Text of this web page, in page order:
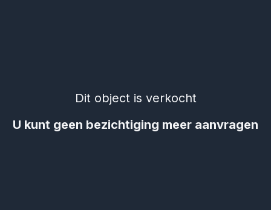
Dit object is verkocht
U kunt geen bezichtiging meer aanvragen